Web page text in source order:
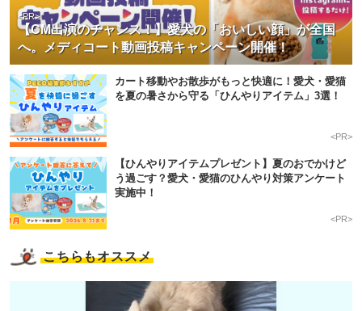
【CM出演のチャンス！】愛犬の「おいしい顔」が全国
へ。メディコート動画投稿キャンペーン開催！
<PR>
カート移動やお散歩がもっと快適に！愛犬・愛猫
を夏の暑さから守る「ひんやりアイテム」3選！
<PR>
【ひんやりアイテムプレゼント】夏のおでかけど
う過ごす？愛犬・愛猫のひんやり対策アンケート
実施中！
<PR>
こちらもオススメ